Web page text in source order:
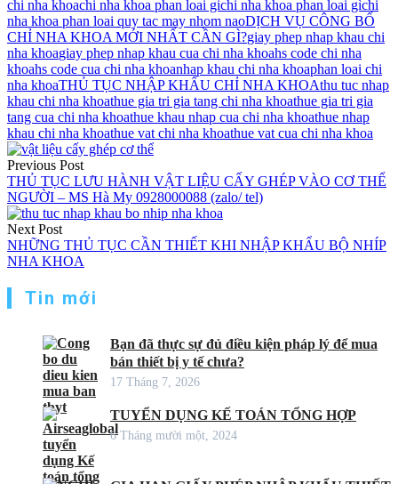
chi nha khoachi nha khoa phan loai gichi nha khoa phan loai gìchi
nha khoa phan loai quy tac may nhom naoDỊCH VỤ CÔNG BỐ
CHỈ NHA KHOA MỚI NHẤT CẦN GÌ?giay phep nhap khau chi
nha khoagiay phep nhap khau cua chi nha khoahs code chi nha
khoahs code cua chi nha khoanhap khau chi nha khoaphan loai chi
nha khoaTHỦ TỤC NHẬP KHẨU CHỈ NHA KHOAthu tuc nhap
khau chi nha khoathue gia tri gia tang chi nha khoathue gia tri gia
tang cua chi nha khoathue khau nhap cua chi nha khoathue nhap
khau chi nha khoathue vat chi nha khoathue vat cua chi nha khoa
Điều
hướng
bài
viết
Previous Post
THỦ TỤC LƯU HÀNH VẬT LIỆU CẤY GHÉP VÀO CƠ THỂ
NGƯỜI – MS Hà My 0928000088 (zalo/ tel)
Next Post
NHỮNG THỦ TỤC CẦN THIẾT KHI NHẬP KHẨU BỘ NHÍP
NHA KHOA
Tin mới
Bạn đã thực sự đủ điều kiện pháp lý để mua
bán thiết bị y tế chưa?
17 Tháng 7, 2026
TUYỂN DỤNG KẾ TOÁN TỔNG HỢP
6 Tháng mười một, 2024